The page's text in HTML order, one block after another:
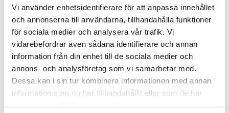
Vi använder enhetsidentifierare för att anpassa innehållet
och annonserna till användarna, tillhandahålla funktioner
för sociala medier och analysera vår trafik. Vi
vidarebefordrar även sådana identifierare och annan
information från din enhet till de sociala medier och
annons- och analysföretag som vi samarbetar med.
Dessa kan i sin tur kombinera informationen med annan
information som du har tillhandahållit eller som de har
de grundläggande kraven. Du får också veta vad
systemdokumentationen i vissa särskilda fall kan
behöva kompletteras med. Vi ger dig också exempel
på vad som ska framgå av en samlingsplan och en
Från kursen får du med dig ett antal praktiska tips
som hjälper dig att upprätta en
systemdokumentation för dina kunder. Eller kanske
förbättra den du redan har?
Aktualitetstimmar för
Auktoriserade konsulter
Redovisningskonsulter